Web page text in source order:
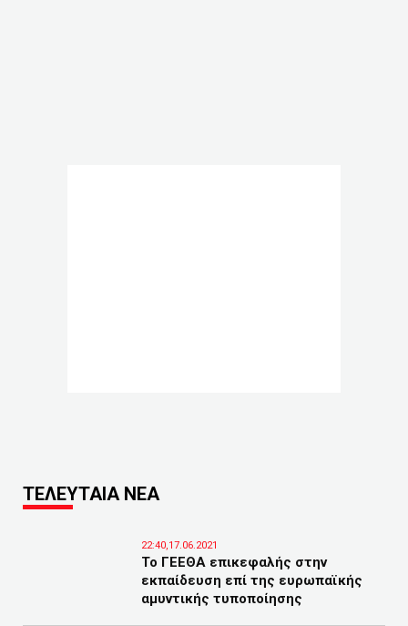
ΤΕΛΕΥΤΑΙΑ ΝΕΑ
22:40,17.06.2021
Το ΓΕΕΘΑ επικεφαλής στην
εκπαίδευση επί της ευρωπαϊκής
αμυντικής τυποποίησης